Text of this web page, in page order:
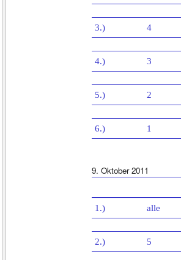
3.) 4
4.) 3
5.) 2
6.) 1
9. Oktober 2011
1.) alle
2.) 5